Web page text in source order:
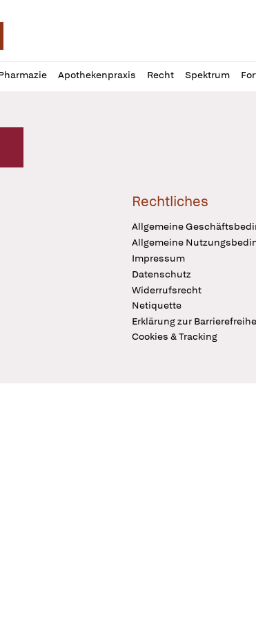
Apothekenpraxis Recht Spektrum
Verlag Logo
Rechtliches
Allgemeine
Allgemeine
Impressum
Datenschutz
Widerrufsrecht
Netiquette
Erklärung zur
Cookies & Tracking